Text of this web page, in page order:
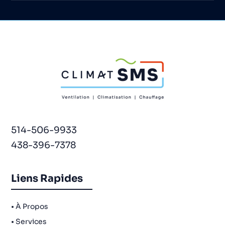
514-506-9933
438-396-7378
Liens Rapides
• À Propos
• Services